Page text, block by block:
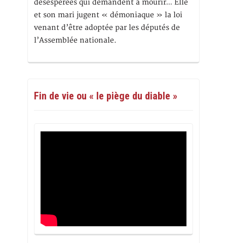
désespérées qui demandent à mourir… Elle
et son mari jugent « démoniaque » la loi
venant d’être adoptée par les députés de
l’Assemblée nationale.
Fin de vie ou « le piège du diable »